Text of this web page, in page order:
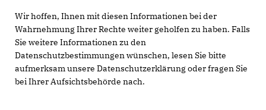
Wir hoffen, Ihnen mit diesen Informationen bei der
Wahrnehmung Ihrer Rechte weiter geholfen zu haben. Falls
Sie weitere Informationen zu den
Datenschutzbestimmungen wünschen, lesen Sie bitte
aufmerksam unsere Datenschutzerklärung oder fragen Sie
bei Ihrer Aufsichtsbehörde nach.